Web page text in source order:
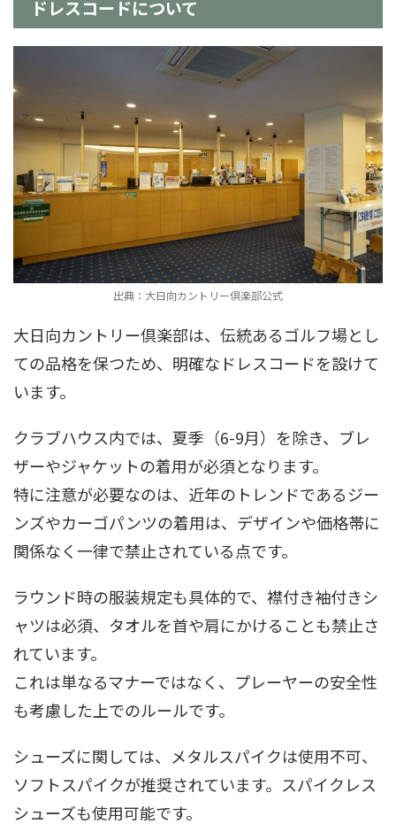
ドレスコードについて
出典：大日向カントリー倶楽部公式
大日向カントリー倶楽部は、伝統あるゴルフ場とし
ての品格を保つため、明確なドレスコードを設けて
います。
クラブハウス内では、夏季（6-9月）を除き、ブレ
ザーやジャケットの着用が必須となります。
特に注意が必要なのは、近年のトレンドであるジー
ンズやカーゴパンツの着用は、デザインや価格帯に
関係なく一律で禁止されている点です。
ラウンド時の服装規定も具体的で、襟付き袖付きシ
ャツは必須、タオルを首や肩にかけることも禁止さ
れています。
これは単なるマナーではなく、プレーヤーの安全性
も考慮した上でのルールです。
シューズに関しては、メタルスパイクは使用不可、
ソフトスパイクが推奨されています。スパイクレス
シューズも使用可能です。